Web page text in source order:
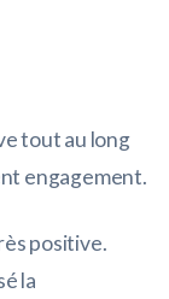
tout au long
engagement.
positive.
la